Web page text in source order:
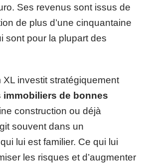
Ses revenus sont issus de
de plus d’une cinquantaine
sont pour la plupart des
XL investit stratégiquement
immobiliers de bonnes
construction ou déjà
souvent dans un
lui est familier. Ce qui lui
les risques et d’augmenter